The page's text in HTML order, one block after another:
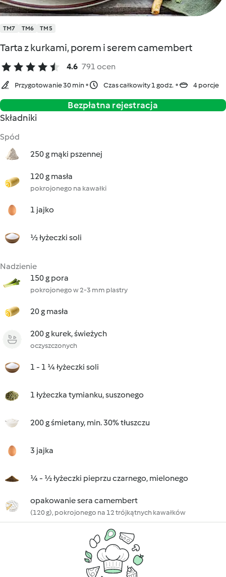
TM7 TM6 TM5
Tarta z kurkami, porem i serem camembert
4.6 791 ocen
Przygotowanie 30 min Czas całkowity 1 godz. 4 porcje
Bezpłatna rejestracja
Składniki
Spód
250 g mąki pszennej
120 g masła
pokrojonego na kawałki
1 jajko
½ łyżeczki soli
Nadzienie
150 g pora
pokrojonego w 2-3 mm plastry
20 g masła
200 g kurek, świeżych
oczyszczonych
1 - 1 ¼ łyżeczki soli
1 łyżeczka tymianku, suszonego
200 g śmietany, min. 30% tłuszczu
3 jajka
¼ - ½ łyżeczki pieprzu czarnego, mielonego
opakowanie sera camembert
(120 g), pokrojonego na 12 trójkątnych kawałków